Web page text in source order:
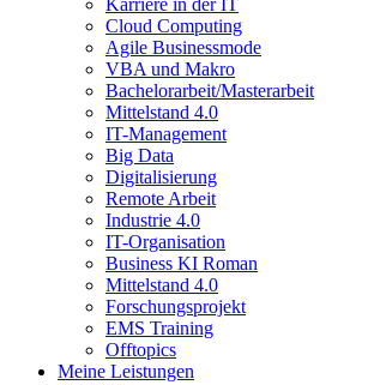
Karriere in der IT
Cloud Computing
Agile Businessmode
VBA und Makro
Bachelorarbeit/Masterarbeit
Mittelstand 4.0
IT-Management
Big Data
Digitalisierung
Remote Arbeit
Industrie 4.0
IT-Organisation
Business KI Roman
Mittelstand 4.0
Forschungsprojekt
EMS Training
Offtopics
Meine Leistungen